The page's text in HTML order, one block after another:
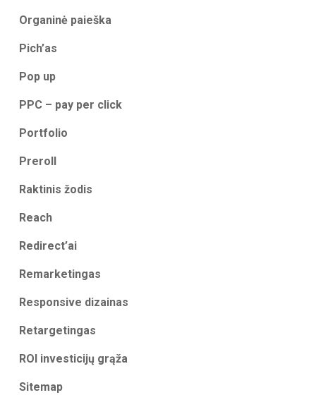
Organinė paieška
Pich’as
Pop up
PPC – pay per click
Portfolio
Preroll
Raktinis žodis
Reach
Redirect’ai
Remarketingas
Responsive dizainas
Retargetingas
ROI investicijų grąža
Sitemap